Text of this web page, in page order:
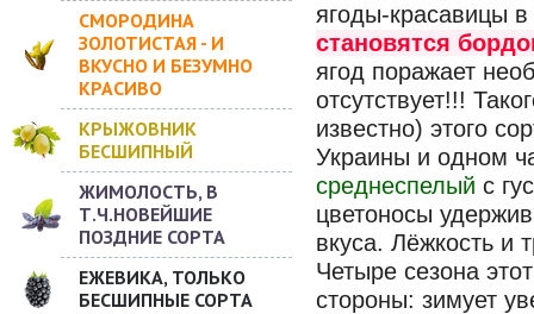
СМОРОДИНА
ЗОЛОТИСТАЯ - И
ВКУСНО И БЕЗУМНО
КРАСИВО
КРЫЖОВНИК
БЕСШИПНЫЙ
ЖИМОЛОСТЬ, В
Т.Ч.НОВЕЙШИЕ
ПОЗДНИЕ СОРТА
ЕЖЕВИКА, ТОЛЬКО
БЕСШИПНЫЕ СОРТА
ягоды-красавицы
становятся
ягод поражает
отсутствует!!!
известно) этого
Украины и одном
среднеспелый с
цветоносы
вкуса. Лёжкость и
Четыре сезона
стороны: зимует